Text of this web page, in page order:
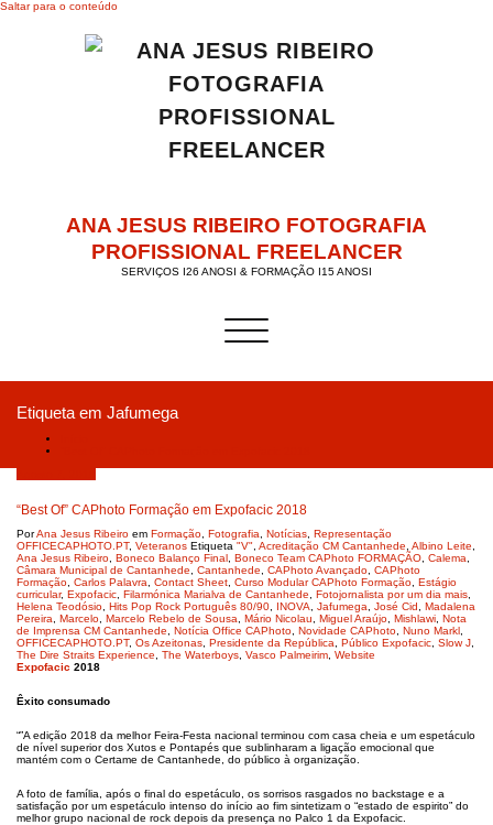
Saltar para o conteúdo
ANA JESUS RIBEIRO FOTOGRAFIA
PROFISSIONAL FREELANCER
SERVIÇOS I26 ANOSI & FORMAÇÃO I15 ANOSI
Alternar a navegação
Etiqueta em Jafumega
“Best Of” CAPhoto Formação em Expofacic 2018
PorAna Jesus Ribeiro em Formação Fotografia Notícias Representação
OFFICECAPHOTO.PT, Veteranos Etiqueta "V" Acreditação CM Cantanhede Albino Leite
Ana Jesus Ribeiro Boneco Balanço Final Boneco Team CAPhoto FORMAÇÃO Calema
Câmara Municipal de Cantanhede
Cantanhede CAPhoto Avançado CAPhoto
Formação Carlos Palavra Contact Sheet Curso Modular CAPhoto Formação Estágio
curricular, Expofacic Filarmónica Marialva de Cantanhede Fotojornalista por um dia mais
Helena Teodósio Hits Pop Rock Português 80/90 INOVA Jafumega José Cid
Madalena
Pereira
Marcelo Marcelo Rebelo de Sousa Mário Nicolau Miguel Araújo Mishlawi Nota
de Imprensa CM Cantanhede
Notícia Office CAPhoto Novidade CAPhoto Nuno Markl
OFFICECAPHOTO.PT, Os Azeitonas Presidente da República Público Expofacic Slow J
The Dire Straits Experience
The Waterboys Vasco Palmeirim Website
Expofacic 2018
Êxito consumado
“”A edição 2018 da melhor Feira-Festa nacional terminou com casa cheia e um espetáculo
de nível superior dos Xutos e Pontapés que sublinharam a ligação emocional que
mantém com o Certame de Cantanhede, do público à organização.
A foto de família, após o final do espetáculo, os sorrisos rasgados no backstage e a
satisfação por um espetáculo intenso do início ao fim sintetizam o “estado de espirito” do
melhor grupo nacional de rock depois da presença no Palco 1 da Expofacic.